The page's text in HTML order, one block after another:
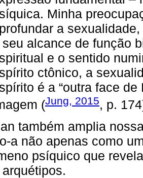
Minha
a
seu alcance de função
e o sentido
ctônico, a
é a “outra face
(Jung, 2015, p.
também amplia
a não apenas como
psíquico que